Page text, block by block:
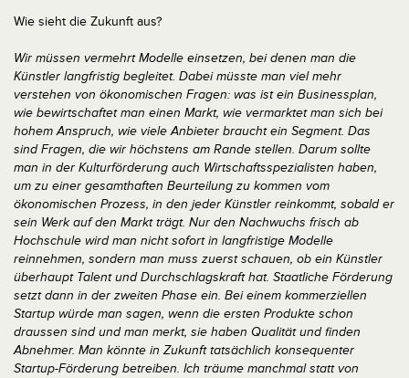
Wie sieht die Zukunft aus?
Wir müssen vermehrt Modelle einsetzen, bei denen man die
Künstler langfristig begleitet. Dabei müsste man viel mehr
verstehen von ökonomischen Fragen: was ist ein Businessplan,
wie bewirtschaftet man einen Markt, wie vermarktet man sich bei
hohem Anspruch, wie viele Anbieter braucht ein Segment. Das
sind Fragen, die wir höchstens am Rande stellen. Darum sollte
man in der Kulturförderung auch Wirtschaftsspezialisten haben,
um zu einer gesamthaften Beurteilung zu kommen vom
ökonomischen Prozess, in den jeder Künstler reinkommt, sobald er
sein Werk auf den Markt trägt. Nur den Nachwuchs frisch ab
Hochschule wird man nicht sofort in langfristige Modelle
reinnehmen, sondern man muss zuerst schauen, ob ein Künstler
überhaupt Talent und Durchschlagskraft hat. Staatliche Förderung
setzt dann in der zweiten Phase ein. Bei einem kommerziellen
Startup würde man sagen, wenn die ersten Produkte schon
draussen sind und man merkt, sie haben Qualität und finden
Abnehmer. Man könnte in Zukunft tatsächlich konsequenter
Startup-Förderung betreiben. Ich träume manchmal statt von